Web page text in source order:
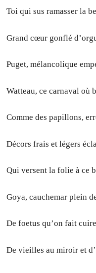
Toi qui sus ramasser la
Grand cœur gonflé
Puget, mélancolique
Watteau, ce carnaval où
Comme des papillons,
Décors frais et légers
Qui versent la folie à ce
Goya, cauchemar plein
De foetus qu’on fait
De vieilles au miroir et